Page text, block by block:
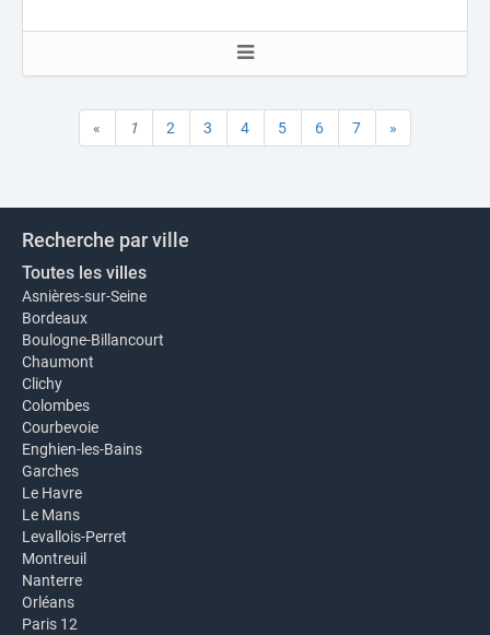
« 1 2 3 4 5 6 7 »
Recherche par ville
Toutes les villes
Asnières-sur-Seine
Bordeaux
Boulogne-Billancourt
Chaumont
Clichy
Colombes
Courbevoie
Enghien-les-Bains
Garches
Le Havre
Le Mans
Levallois-Perret
Montreuil
Nanterre
Orléans
Paris 12